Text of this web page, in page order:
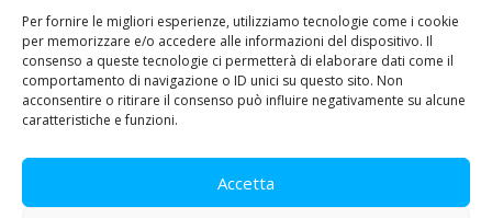
Per fornire le migliori esperienze, utilizziamo tecnologie come i cookie
per memorizzare e/o accedere alle informazioni del dispositivo. Il
consenso a queste tecnologie ci permetterà di elaborare dati come il
comportamento di navigazione o ID unici su questo sito. Non
acconsentire o ritirare il consenso può influire negativamente su alcune
caratteristiche e funzioni.
Accetta
cert@t2i.it
Codice Fiscale / Partita IVA 04636360267
Organismo di ricerca Reg.UE 651/2014